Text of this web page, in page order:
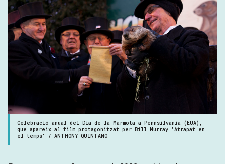
Celebració anual del Dia de la Marmota a Pennsilvània (EUA),
que apareix al film protagonitzat per Bill Murray 'Atrapat en
el temps' / ANTHONY QUINTANO